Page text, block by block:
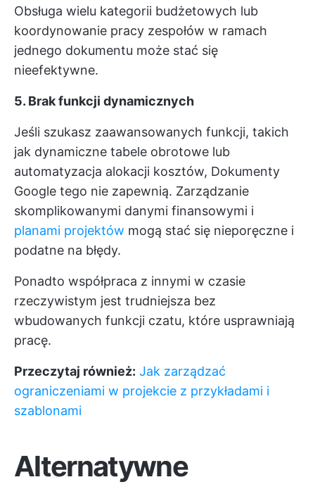
Obsługa wielu kategorii budżetowych lub
koordynowanie pracy zespołów w ramach
jednego dokumentu może stać się
nieefektywne.
5. Brak funkcji dynamicznych
Jeśli szukasz zaawansowanych funkcji, takich
jak dynamiczne tabele obrotowe lub
automatyzacja alokacji kosztów, Dokumenty
Google tego nie zapewnią. Zarządzanie
skomplikowanymi danymi finansowymi i
planami projektów mogą stać się nieporęczne i
podatne na błędy.
Ponadto współpraca z innymi w czasie
rzeczywistym jest trudniejsza bez
wbudowanych funkcji czatu, które usprawniają
pracę.
Przeczytaj również: Jak zarządzać
ograniczeniami w projekcie z przykładami i
szablonami
Alternatywne